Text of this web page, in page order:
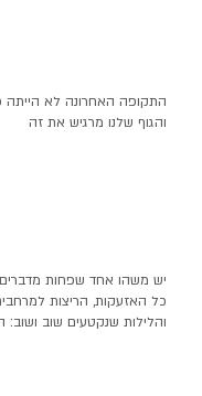
התקופה האחרונה לא
והגוף שלנו מרגיש את זה
יש משהו אחד שפחות מדברים
כל האזעקות, הריצות
והלילות שנקטעים שוב ושוב: